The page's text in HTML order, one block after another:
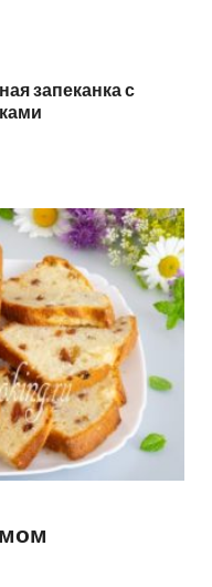
запеканка с